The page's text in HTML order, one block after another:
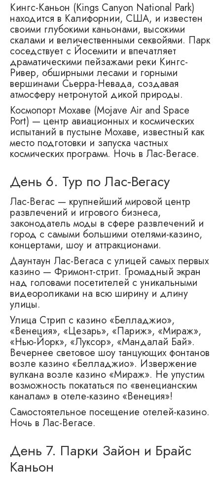
Кингс-Каньон (Kings Canyon National Park)
находится в Калифорнии, США, и известен
своими глубокими каньонами, высокими
скалами и величественными секвойями. Парк
соседствует с Йосемити и впечатляет
драматическими пейзажами реки Кингс-
Ривер, обширными лесами и горными
вершинами Сьерра-Невада, создавая
атмосферу нетронутой дикой природы.
Космопорт Мохаве (Mojave Air and Space
Port) — центр авиационных и космических
испытаний в пустыне Мохаве, известный как
место подготовки и запуска частных
космических программ. Ночь в Лас-Вегасе.
День 6. Тур по Лас-Вегасу
Лас-Вегас — крупнейший мировой центр
развлечений и игрового бизнеса,
законодатель моды в сфере развлечений и
город с самыми большими отелями-казино,
концертами, шоу и аттракционами.
Даунтаун Лас-Вегаса с улицей самых первых
казино — Фримонт-стрит. Громадный экран
над головами посетителей с уникальными
видеороликами на всю ширину и длину
улицы.
Улица Стрип с казино «Белладжио»,
«Венеция», «Цезарь», «Париж», «Мираж»,
«Нью-Йорк», «Луксор», «Мандалай Бай».
Вечернее световое шоу танцующих фонтанов
возле казино «Белладжио». Извержение
вулкана возле казино «Мираж». Не упустим
возможность покататься по «венецианским
каналам» в отеле-казино «Венеция»!
Самостоятельное посещение отелей-казино.
Ночь в Лас-Вегасе.
День 7. Парки Зайон и Брайс
Каньон